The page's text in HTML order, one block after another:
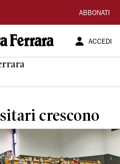
ABBONATI
ACCEDI
crescono